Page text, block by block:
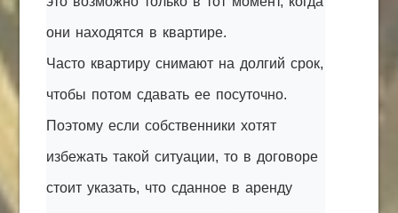
они находятся в квартире.
Часто квартиру снимают на долгий срок,
чтобы потом сдавать ее посуточно.
Поэтому если собственники хотят
избежать такой ситуации, то в договоре
стоит указать, что сданное в аренду